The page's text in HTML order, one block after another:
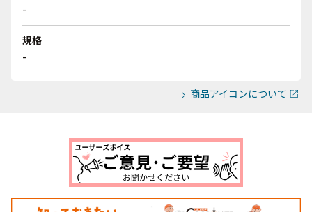
-
規格
-
商品アイコンについて